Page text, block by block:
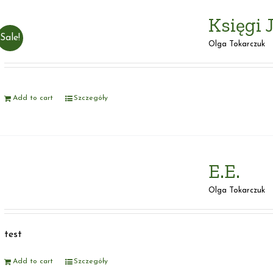
Sale!
Księgi
Olga Tokarczuk
Add to cart Szczegóły
E.E.
Olga Tokarczuk
test
Add to cart Szczegóły